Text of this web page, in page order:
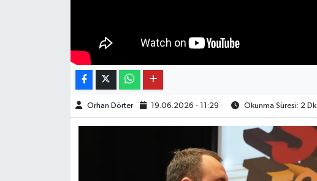
Orhan Dörter 19.06.2026 - 11:29 Okunma Süresi: 2 Dk